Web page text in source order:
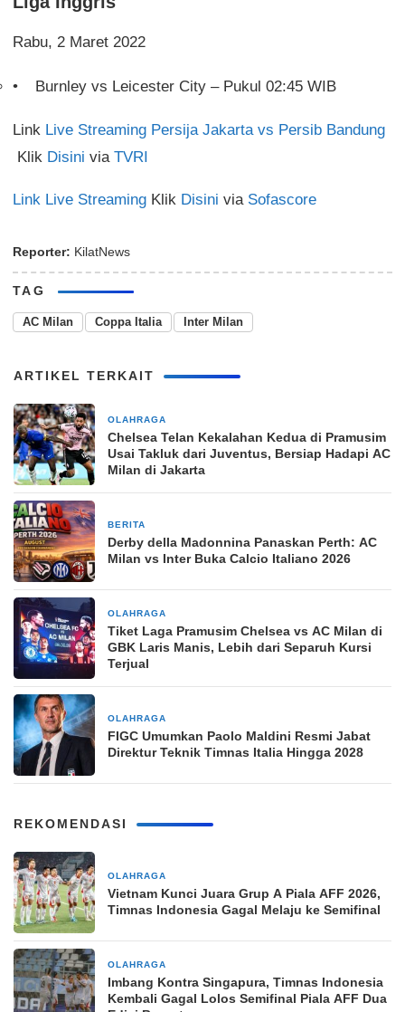
Rabu, 2 Maret 2022
Burnley vs Leicester City – Pukul 02:45 WIB
Link Live Streaming Persija Jakarta vs Persib Bandung
Klik Disini via TVRI
Link Live Streaming Klik Disini via Sofascore
Reporter: KilatNews
TAG
AC Milan Coppa Italia Inter Milan
ARTIKEL TERKAIT
OLAHRAGA
Chelsea Telan Kekalahan Kedua di Pramusim
Usai Takluk dari Juventus, Bersiap Hadapi AC
Milan di Jakarta
BERITA
Derby della Madonnina Panaskan Perth: AC
Milan vs Inter Buka Calcio Italiano 2026
OLAHRAGA
Tiket Laga Pramusim Chelsea vs AC Milan di
GBK Laris Manis, Lebih dari Separuh Kursi
Terjual
OLAHRAGA
FIGC Umumkan Paolo Maldini Resmi Jabat
Direktur Teknik Timnas Italia Hingga 2028
REKOMENDASI
OLAHRAGA
Vietnam Kunci Juara Grup A Piala AFF 2026,
Timnas Indonesia Gagal Melaju ke Semifinal
OLAHRAGA
Imbang Kontra Singapura, Timnas Indonesia
Kembali Gagal Lolos Semifinal Piala AFF Dua